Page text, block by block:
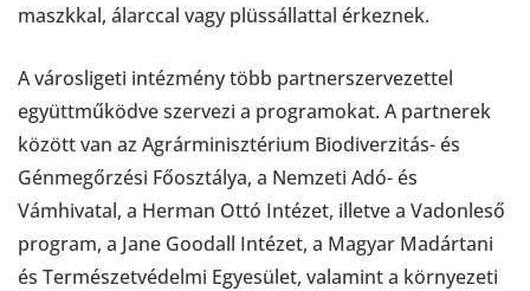
maszkkal, álarccal vagy plüssállattal érkeznek.
A városligeti intézmény több partnerszervezettel
együttműködve szervezi a programokat. A partnerek
között van az Agrárminisztérium Biodiverzitás- és
Génmegőrzési Főosztálya, a Nemzeti Adó- és
Vámhivatal, a Herman Ottó Intézet, illetve a Vadonleső
program, a Jane Goodall Intézet, a Magyar Madártani
és Természetvédelmi Egyesület, valamint a környezeti